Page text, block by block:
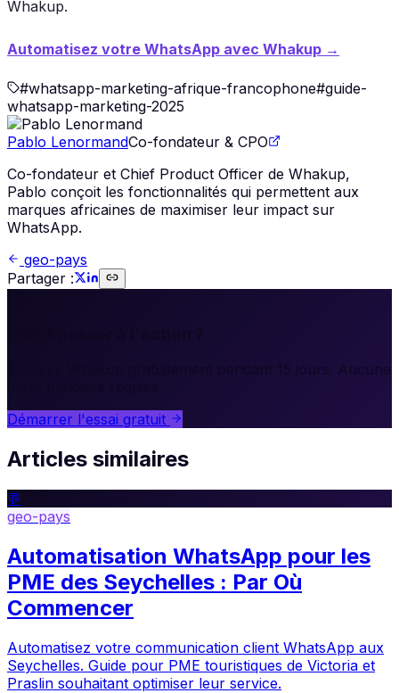
Whakup.
Automatisez votre WhatsApp avec Whakup →
#whatsapp-marketing-afrique-francophone#guide-
whatsapp-marketing-2025
Pablo LenormandCo-fondateur & CPO
Co-fondateur et Chief Product Officer de Whakup,
Pablo conçoit les fonctionnalités qui permettent aux
marques africaines de maximiser leur impact sur
WhatsApp.
geo-pays
Partager :
Essayez Whakup gratuitement pendant 15 jours. Aucune
Démarrer l'essai gratuit
Articles similaires
💬
geo-pays
Automatisation WhatsApp pour les
PME des Seychelles : Par Où
Commencer
Automatisez votre communication client WhatsApp aux
Seychelles. Guide pour PME touristiques de Victoria et
Praslin souhaitant optimiser leur service.